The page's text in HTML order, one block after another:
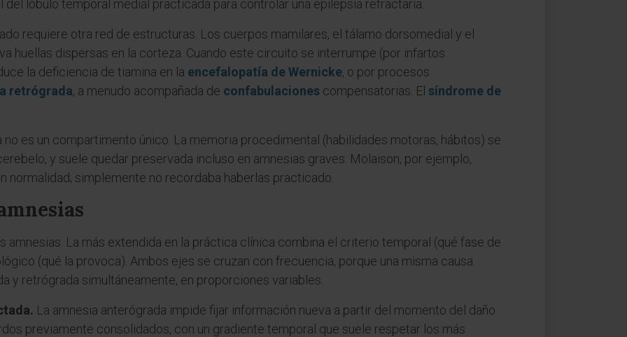
lóbulo temporal medial practicada para controlar una epilepsia refractaria.
requiere otra red de estructuras. Los cuerpos mamilares, el tálamo dorsomedial y el
huellas dispersas en la corteza. Cuando este circuito se interrumpe (por infartos
la deficiencia de tiamina en la encefalopatía de Wernicke, o por procesos
retrógrada, a menudo acompañada de confabulaciones compensatorias. El síndrome de
no es un compartimento único. La memoria procedimental (habilidades motoras, hábitos) se
y suele quedar preservada incluso en amnesias graves. Molaison, por ejemplo,
normalidad; simplemente no recordaba haberlas practicado.
amnesias. La más extendida en la práctica clínica combina el criterio temporal (qué fase de
(qué la provoca). Ambos ejes se cruzan con frecuencia, porque una misma causa
y retrógrada simultáneamente, en proporciones variables.
La amnesia anterógrada impide fijar información nueva a partir del momento del daño.
previamente consolidados, con un gradiente temporal que suele respetar los más